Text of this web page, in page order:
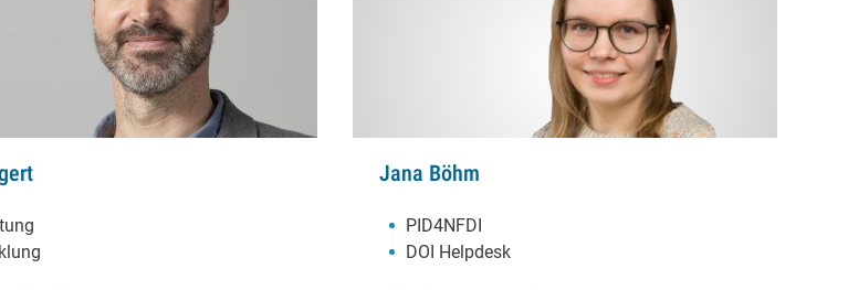
Jana Böhm
Schwerpunkte:
PID4NFDI
DOI Helpdesk